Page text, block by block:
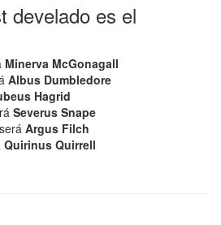
develado es el
Minerva McGonagall
Albus Dumbledore
Hagrid
Severus Snape
será Argus Filch
Quirinus Quirrell